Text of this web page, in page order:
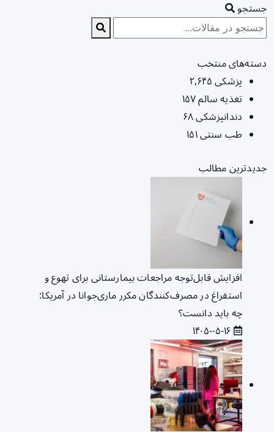
جستجو
دسته‌های منتخب
پزشکی ۲,۶۴۵
تغذیه سالم۱۵۷
دندانپزشکی۶۸
طب سنتی۱۵۱
جدیدترین مطالب
افزایش قابل‌توجه مراجعات بیمارستانی برای تهوع و
استفراغ در مصرف‌کنندگان مکرر ماری‌جوانا در آمریکا:
چه باید دانست؟